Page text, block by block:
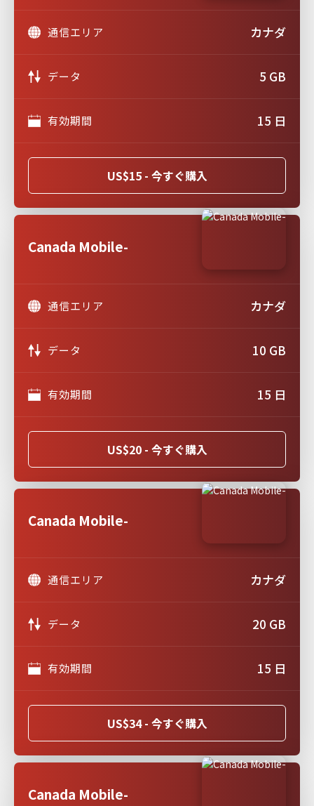
通信エリア カナダ
データ 5 GB
有効期間 15 日
US$15 - 今すぐ購入
Canada Mobile-
通信エリア カナダ
データ 10 GB
有効期間 15 日
US$20 - 今すぐ購入
Canada Mobile-
通信エリア カナダ
データ 20 GB
有効期間 15 日
US$34 - 今すぐ購入
Canada Mobile-